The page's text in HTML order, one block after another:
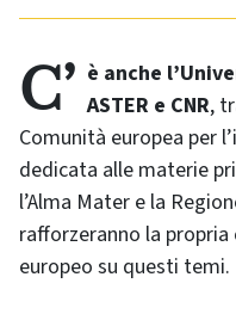
C’è anche l’Università di Bologna, insieme ad ASTER e CNR,
Comunità europea per
dedicata alle materie
l’Alma Mater e la
rafforzeranno la
europeo su questi temi.